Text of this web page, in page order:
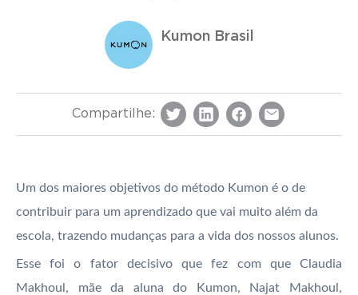
Kumon Brasil
Compartilhe:
Um dos maiores objetivos do método Kumon é o de
contribuir para um aprendizado que vai muito além da
escola, trazendo mudanças para a vida dos nossos alunos.
Esse foi o fator decisivo que fez com que Claudia
Makhoul, mãe da aluna do Kumon, Najat Makhoul,